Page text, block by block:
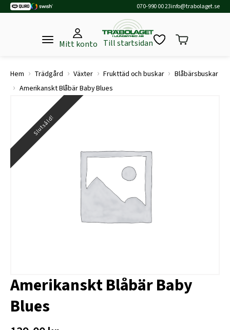
070-990 00 23info@trabolaget.se
Mitt konto Till startsidan
Hem › Trädgård › Växter › Frukttäd och buskar › Blåbärsbuskar
› Amerikanskt Blåbär Baby Blues
Slutsåld!
Amerikanskt Blåbär Baby
Blues